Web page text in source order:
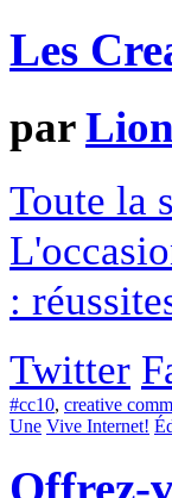
Les
par
Toute la
:
Twitter
#cc10, creative
Une Vive Internet!